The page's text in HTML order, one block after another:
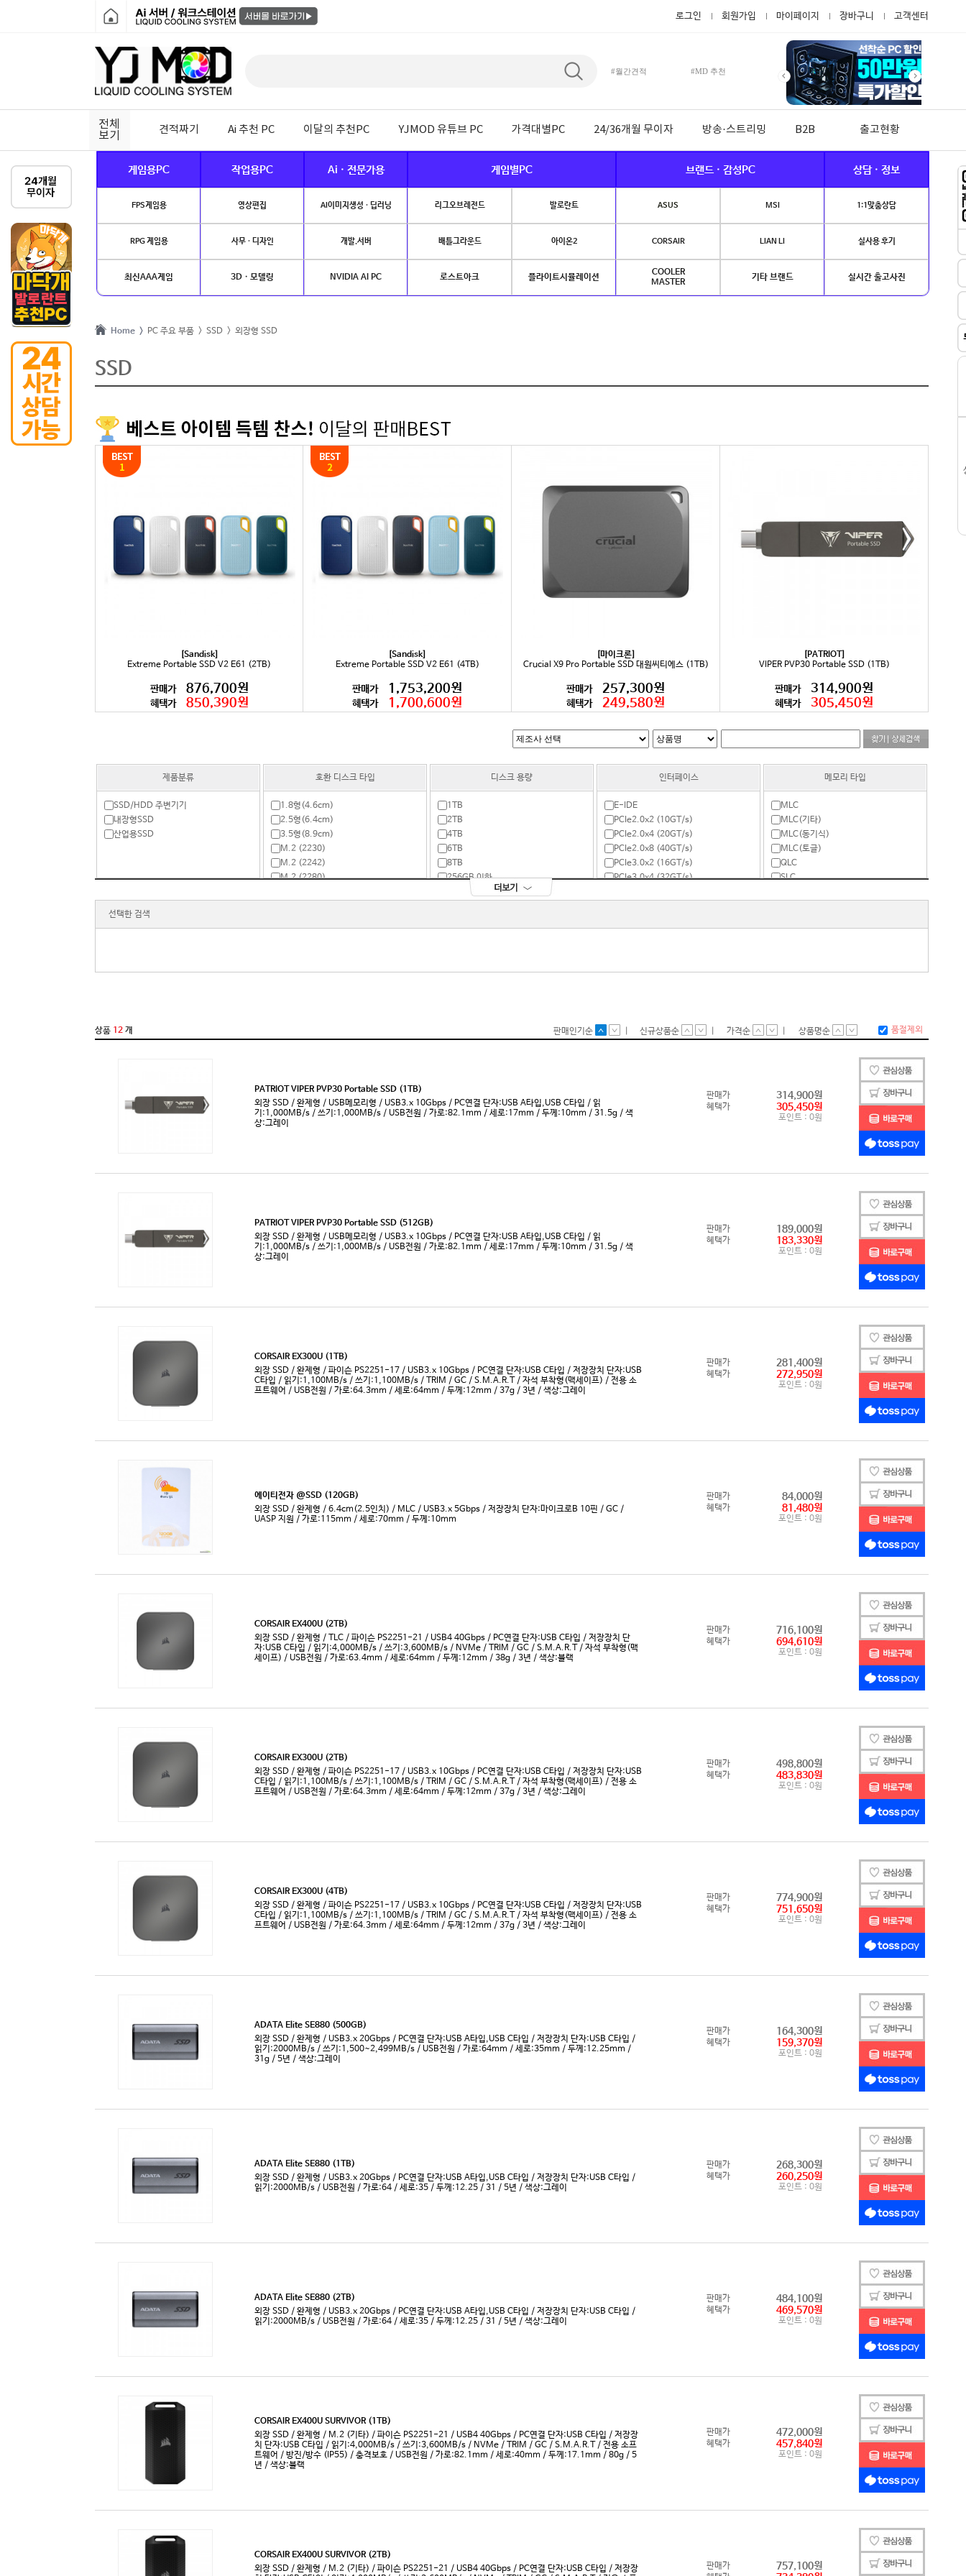
로그인 회원가입 마이페이지 장바구니 고객센터
#월간견적 #MD 추천
전체
보기
견적짜기 Ai 추천 PC 이달의 추천PC YJMOD 유튜브 PC 가격대별PC 24/36개월 무이자 방송·스트리밍 B2B 출고현황
게임용PC 작업용PC Ai · 전문가용 게임별PC 브랜드 · 감성PC 상담 · 정보
FPS게임용 영상편집 AI이미지생성 · 딥러닝 리그오브레전드 발로란트 ASUS MSI 1:1맞춤상담
RPG 게임용 사무 · 디자인 개발.서버 배틀그라운드 아이온2 CORSAIR LIAN LI 실사용 후기
최신AAA게임 3D · 모델링 NVIDIA AI PC 로스트아크 플라이트시뮬레이션
COOLER
MASTER
기타 브랜드 실시간 출고사진
Home > PC 주요 부품 > SSD > 외장형 SSD
SSD
[Sandisk]
Extreme Portable SSD V2 E61 (2TB)
판매가 876,700원
혜택가 850,390원
[Sandisk]
Extreme Portable SSD V2 E61 (4TB)
판매가 1,753,200원
혜택가 1,700,600원
[마이크론]
Crucial X9 Pro Portable SSD 대원씨티에스 (1TB)
판매가 257,300원
혜택가 249,580원
[PATRIOT]
VIPER PVP30 Portable SSD (1TB)
판매가 314,900원
혜택가 305,450원
제품분류
SSD/HDD 주변기기
내장형SSD
산업용SSD
호환 디스크 타입
1.8형(4.6cm)
2.5형(6.4cm)
3.5형(8.9cm)
M.2 (2230)
M.2 (2242)
M.2 (2280)
디스크 용량
1TB
2TB
4TB
6TB
8TB
256GB 이하
257~512GB
인터페이스
E-IDE
PCIe2.0x2 (10GT/s)
PCIe2.0x4 (20GT/s)
PCIe2.0x8 (40GT/s)
PCIe3.0x2 (16GT/s)
PCIe3.0x4 (32GT/s)
USB3.x 5Gbps
메모리 타입
MLC
MLC(기타)
MLC(동기식)
MLC(토글)
QLC
SLC
선택한 검색